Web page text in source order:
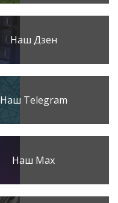
Наш Дзен
Наш Telegram
Наш Max